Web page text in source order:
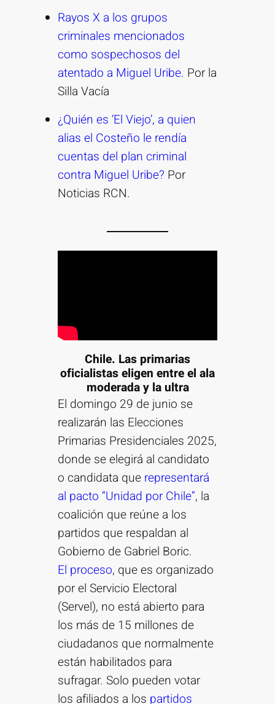
Rayos X a los grupos
criminales mencionados
como sospechosos del
atentado a Miguel Uribe. Por la
Silla Vacía
¿Quién es ‘El Viejo’, a quien
alias el Costeño le rendía
cuentas del plan criminal
contra Miguel Uribe? Por
Noticias RCN.
Chile. Las primarias
oficialistas eligen entre el ala
moderada y la ultra
El domingo 29 de junio se
realizarán las Elecciones
Primarias Presidenciales 2025,
donde se elegirá al candidato
o candidata que representará
al pacto “Unidad por Chile”, la
coalición que reúne a los
partidos que respaldan al
Gobierno de Gabriel Boric.
El proceso, que es organizado
por el Servicio Electoral
(Servel), no está abierto para
los más de 15 millones de
ciudadanos que normalmente
están habilitados para
sufragar. Solo pueden votar
los afiliados a los partidos